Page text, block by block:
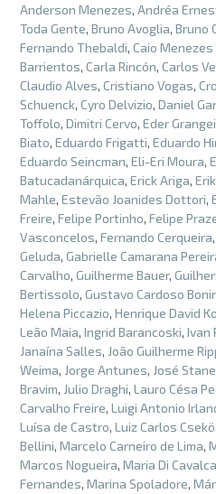
Anderson Menezes, Andréa
Toda Gente, Bruno Avoglia, Bruno
Fernando Thebaldi, Caio Menezes
Barrientos, Carla Rincón, Carlos
Claudio Alves, Cristiano Vogas,
Schuenck, Cyro Delvizio, Daniel
Toffolo, Dimitri Cervo, Eder
Biato, Eduardo Frigatti, Eduardo
Eduardo Seincman, Eli-Eri Moura,
Batucadanárquica, Erick Ariga,
Mahle, Estevão Joanides Dottori,
Freire, Felipe Portinho, Felipe
Vasconcelos, Fernando Cerqueira,
Geluda, Gabrielle Camarana
Carvalho, Guilherme Bauer,
Bertissolo, Gustavo Cardoso
Helena Piccazio, Henrique David
Leão Maia, Ingrid Barancoski, Ivan
Janaína Salles, João Guilherme
Weima, Jorge Antunes, José
Bravim, Julio Draghi, Lauro Césa
Carvalho Freire, Luigi Antonio
Luísa de Castro, Luiz Carlos Csekö
Bellini, Marcelo Carneiro de Lima,
Marcos Nogueira, Maria Di
Fernandes, Marina Spoladore,